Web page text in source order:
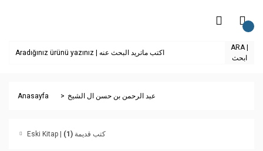
ARA |
ابحث
Anasayfa عبد الرحمن بن حسن ال الشيخ
Eski Kitap | كتب قديمة(1)